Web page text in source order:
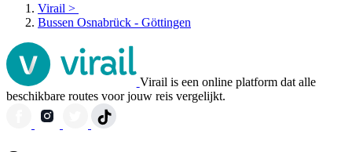
Virail >
Bussen Osnabrück - Göttingen
Virail is een online platform dat alle
beschikbare routes voor jouw reis vergelijkt.